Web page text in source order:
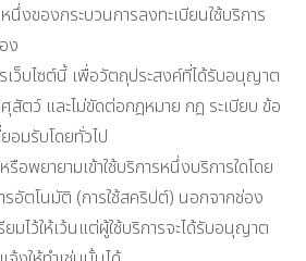
งของกระบวนการลงทะเบียนใช้บริการ
ง
รเว็บไซต์นี้ เพื่อวัตถุประสงค์ที่ได้รับอนุญาต
ตว์ และไม่ขัดต่อกฎหมาย กฎ ระเบียบ ข้อ
มรับโดยทั่วไป
รือพยายามเข้าใช้บริการหนึ่งบริการใดโดย
รอัตโนมัติ (การใช้สคริปต์) นอกจากช่อง
มไว้ให้เว้นแต่ผู้ใช้บริการจะได้รับอนุญาต